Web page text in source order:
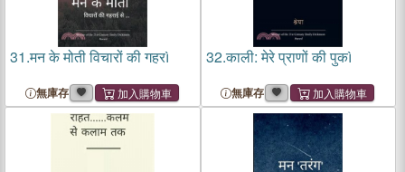
31.मन के मोती विचारों की गहरì
無庫存
32.काली: मेरे प्राणों की पुकì
無庫存